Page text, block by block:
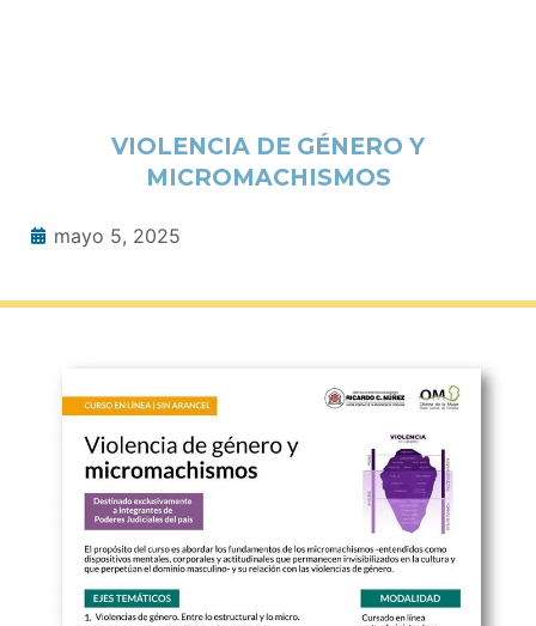
VIOLENCIA DE GÉNERO Y
MICROMACHISMOS
mayo 5, 2025